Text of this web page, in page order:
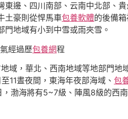
東邊、四川南部、云南中北部、
土豪則從悍馬車包養軟體的後備
地域有小到中雪或雨夾雪。
經過歷包養網程
域，華北、西南地域等地部門地
11晝夜間，東海年夜部海域、 包
渤海將有5~7級、陣風8級的西南